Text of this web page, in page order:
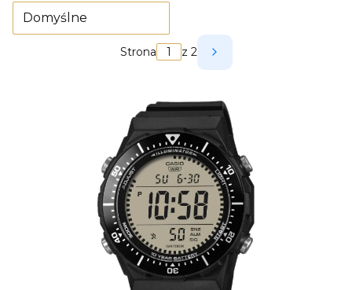
Domyślne
Strona z 2 Następne produkty